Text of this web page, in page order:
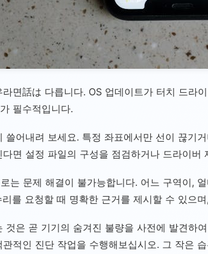
면話は 다릅니다. OS 업데이트가 터치 드
필수적입니다.
어내려 보세요. 특정 좌표에서만 선이 끊기
면 설정 파일의 구성을 점검하거나 드라이버
는 문제 해결이 불가능합니다. 어느 구역이,
를 요청할 때 명확한 근거를 제시할 수 있으
은 곧 기기의 숨겨진 불량을 사전에 발견하
적인 진단 작업을 수행해보십시오. 그 작은